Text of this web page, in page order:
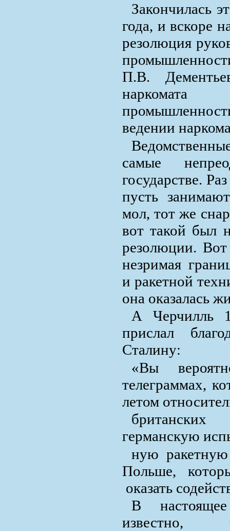
Закончилась
года, и вскоре
резолюция
П.В.
ведении
самые
государстве.
пусть
мол, тот же
вот такой был
резолюции.
незримая
и ракетной
она оказалась
А Черчилль
прислал
Сталину:
«Вы
телеграммах,
летом
германскую
ную
Польше,
оказать
В
известно,